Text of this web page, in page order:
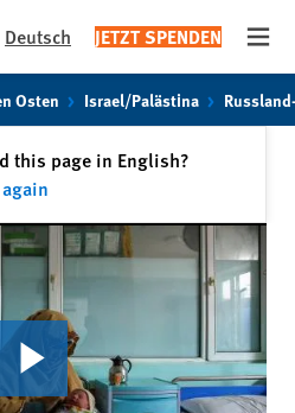
Deutsch JETZT SPENDEN
Osten Israel/Palästina
this page in English?